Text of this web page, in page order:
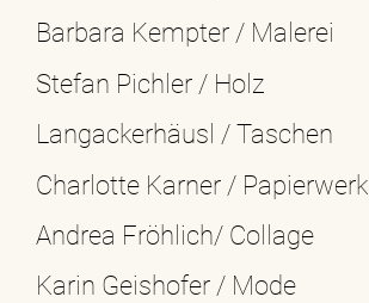
Barbara Kempter / Malerei
Stefan Pichler / Holz
Langackerhäusl / Taschen
Charlotte Karner / Papierwerk
Andrea Fröhlich/ Collage
Karin Geishofer / Mode